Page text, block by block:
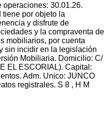
30.01.26.
por objeto la
y disfrute de
y la compraventa de
mobiliarios, por cuenta
sin incidir en la legislación
Mobiliaria. Domicilio: C/
EL ESCORIAL). Capital:
Adm. Unico: JUNCO
registrales. S 8 , H M